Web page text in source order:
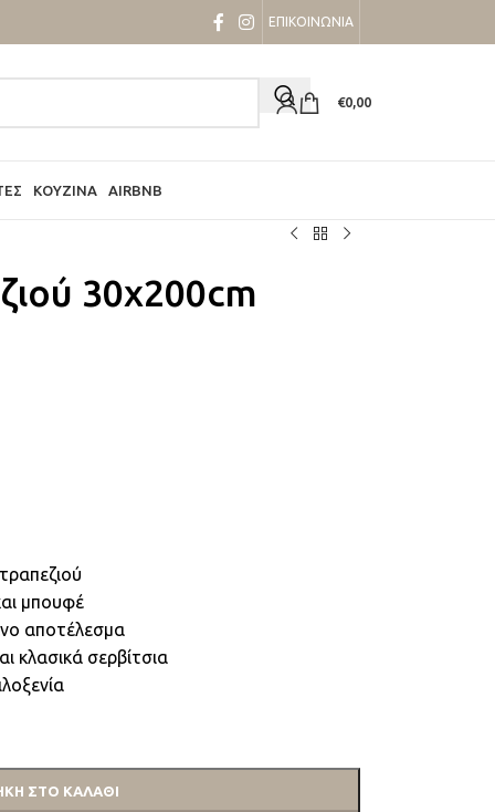
ΕΠΙΚΟΙΝΩΝΙΑ
€0,00
ΚΟΥΖΊΝΑ AIRBNB
30x200cm
μπουφέ
αποτέλεσμα
κλασικά σερβίτσια
ΣΤΟ ΚΑΛΆΘΙ